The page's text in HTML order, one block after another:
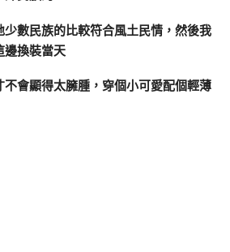
少數民族的比較符合風土民情，然後我
邊換裝當天
不會顯得太臃腫，穿個小可愛配個輕薄